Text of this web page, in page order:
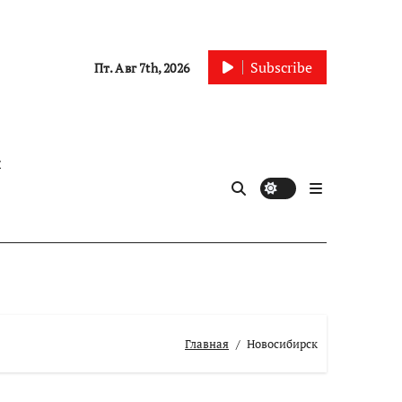
Пт. Авг 7th, 2026 Subscribe
Главная Новосибирск